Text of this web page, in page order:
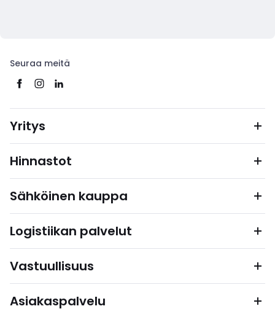
Seuraa meitä
Yritys
Hinnastot
Sähköinen kauppa
Logistiikan palvelut
Vastuullisuus
Asiakaspalvelu